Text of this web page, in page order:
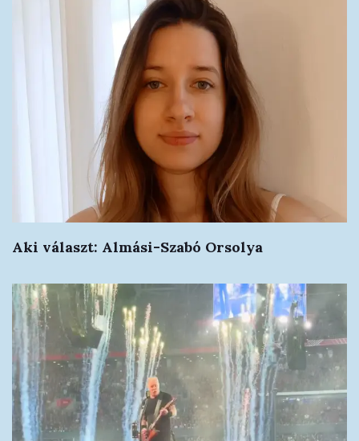
Aki választ: Almási-Szabó Orsolya